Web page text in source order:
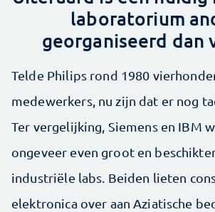
laboratorium
georganiseerd dan
Telde Philips rond 1980
medewerkers, nu zijn dat er nog
Ter vergelijking, Siemens en IBM
ongeveer even groot en
industriële labs. Beiden lieten
elektronica over aan Aziatische